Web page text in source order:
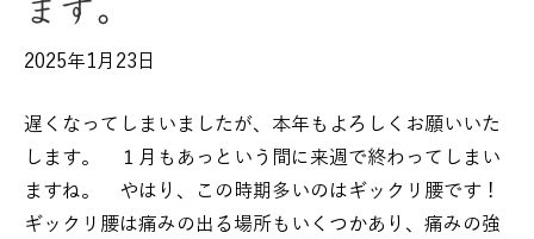
2025年1月23日
遅くなってしまいましたが、本年もよろしくお願いいた
します。 １月もあっという間に来週で終わってしまい
ますね。 やはり、この時期多いのはギックリ腰です！
ギックリ腰は痛みの出る場所もいくつかあり、痛みの強